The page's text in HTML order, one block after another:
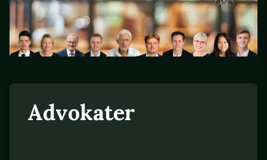
Advokater